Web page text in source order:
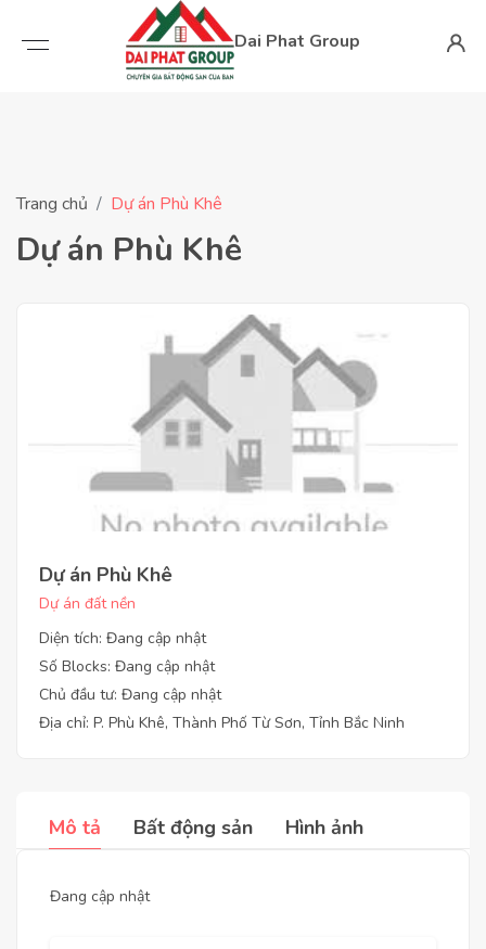
Dai Phat Group
Trang chủ Dự án Phù Khê
Dự án Phù Khê
Dự án Phù Khê
Dự án đất nền
Diện tích: Đang cập nhật
Số Blocks: Đang cập nhật
Chủ đầu tư: Đang cập nhật
Địa chỉ: P. Phù Khê, Thành Phố Từ Sơn, Tỉnh Bắc Ninh
Mô tả Bất động sản Hình ảnh
Đang cập nhật